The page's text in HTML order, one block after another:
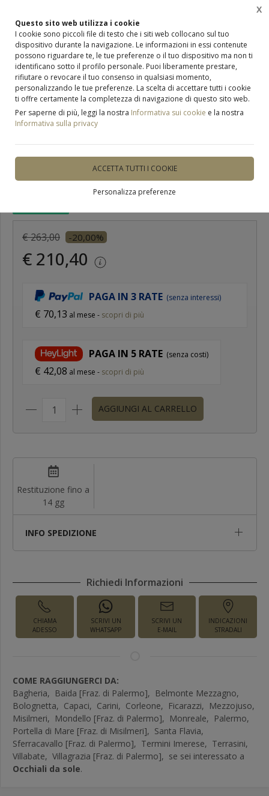
Questo sito web utilizza i cookie
I cookie sono piccoli file di testo che i siti web collocano sul tuo
dispositivo durante la navigazione. Le informazioni in essi contenute
possono riguardare te, le tue preferenze o il tuo dispositivo ma non ti
identificano sotto il profilo personale. Puoi liberamente prestare,
rifiutare o revocare il tuo consenso in qualsiasi momento,
personalizzando le tue preferenze. La scelta di accettare tutti i cookie
ti offre certamente la completezza di navigazione di questo sito web.
Per saperne di più, leggi la nostra Informativa sui cookie e la nostra
Informativa sulla privacy
ACCETTA TUTTI I COOKIE
Personalizza preferenze
X
Home Occhiali Occhiali da sole
ULTIMO PEZZO
occhiali da sole
Dolce&Gabbana 4536
€ 263,00 -20,00%
€ 210,40
PAGA IN 3 RATE (senza interessi)
€ 70,13 al mese - scopri di più
PAGA IN 5 RATE (senza costi)
€ 42,08 al mese - scopri di più
AGGIUNGI AL CARRELLO
Restituzione fino a
14 gg
INFO SPEDIZIONE
Richiedi Informazioni
CHIAMA
ADESSO
SCRIVI UN
WHATSAPP
SCRIVI UN
E-MAIL
INDICAZIONI
STRADALI
COME RAGGIUNGERCI DA:
Bagheria, Baida [Fraz. di Palermo], Belmonte Mezzagno,
Bolognetta, Capaci, Carini, Corleone, Ficarazzi, Mezzojuso,
Misilmeri, Mondello [Fraz. di Palermo], Monreale, Palermo,
Portella di Mare [Fraz. di Misilmeri], Santa Flavia,
Sferracavallo [Fraz. di Palermo], Termini Imerese, Terrasini,
Villabate, Villagrazia [Fraz. di Palermo], se sei interessato a
Occhiali da sole.